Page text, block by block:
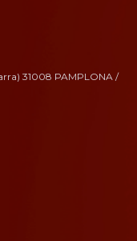
31008 PAMPLONA /